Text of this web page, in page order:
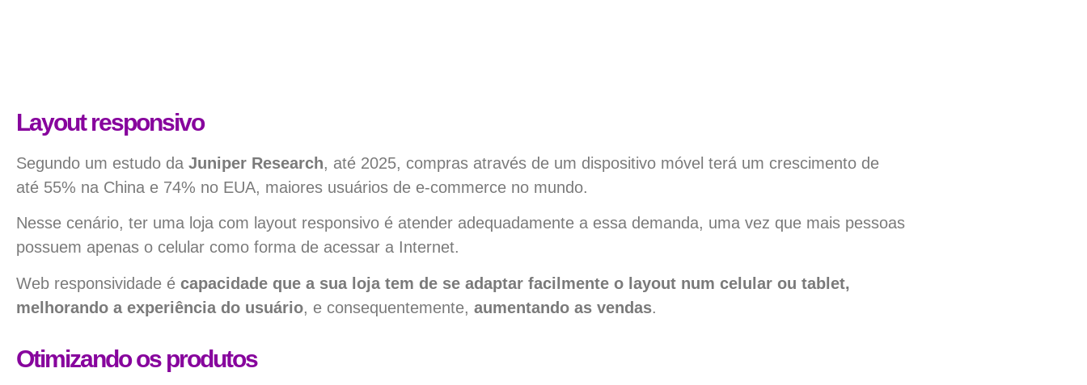
Layout responsivo
Segundo um estudo da Juniper Research, até 2025, compras através de um dispositivo móvel terá um crescimento de
até 55% na China e 74% no EUA, maiores usuários de e-commerce no mundo.
Nesse cenário, ter uma loja com layout responsivo é atender adequadamente a essa demanda, uma vez que mais pessoas
possuem apenas o celular como forma de acessar a Internet.
Web responsividade é capacidade que a sua loja tem de se adaptar facilmente o layout num celular ou tablet,
melhorando a experiência do usuário, e consequentemente, aumentando as vendas.
Otimizando os produtos